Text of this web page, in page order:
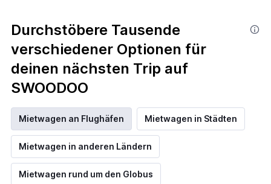
Durchstöbere Tausende
verschiedener Optionen für
deinen nächsten Trip auf
SWOODOO
Mietwagen an Flughäfen Mietwagen in Städten
Mietwagen in anderen Ländern
Mietwagen rund um den Globus